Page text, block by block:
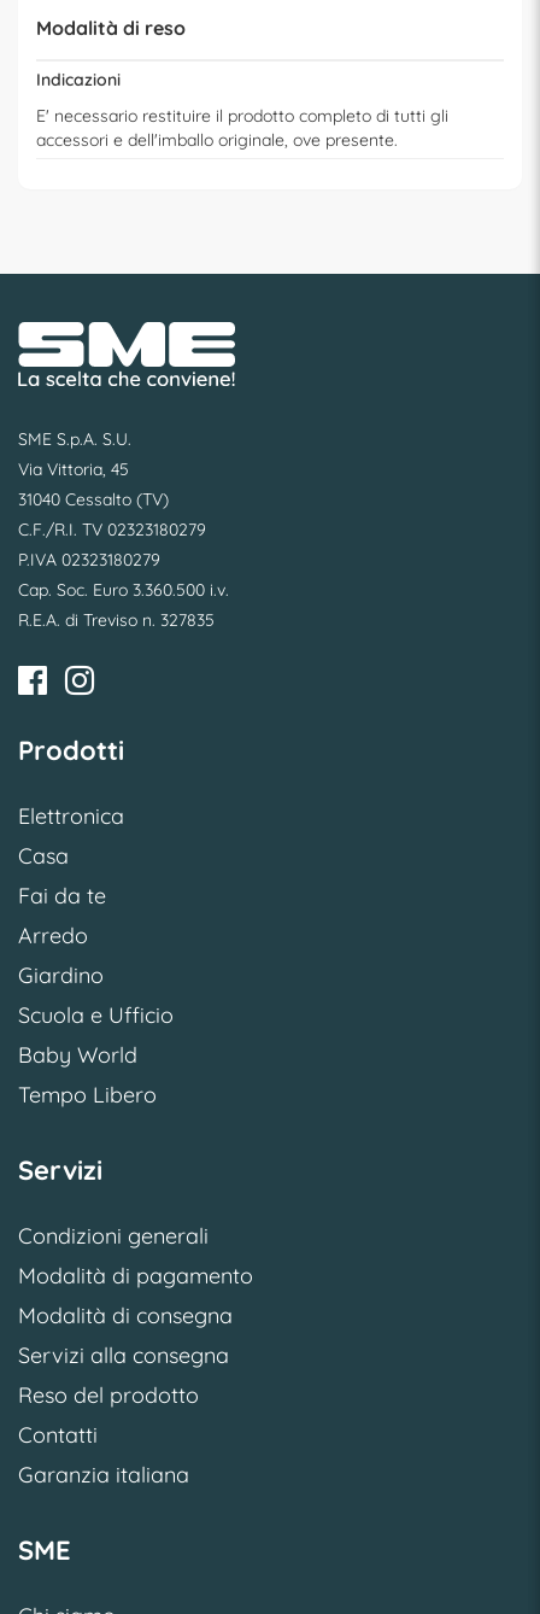
Modalità di reso
Indicazioni
E' necessario restituire il prodotto completo di tutti gli
accessori e dell'imballo originale, ove presente.
SME S.p.A. S.U.
Via Vittoria, 45
31040 Cessalto (TV)
C.F./R.I. TV 02323180279
P.IVA 02323180279
Cap. Soc. Euro 3.360.500 i.v.
R.E.A. di Treviso n. 327835
Prodotti
Elettronica
Casa
Fai da te
Arredo
Giardino
Scuola e Ufficio
Baby World
Tempo Libero
Servizi
Condizioni generali
Modalità di pagamento
Modalità di consegna
Servizi alla consegna
Reso del prodotto
Contatti
Garanzia italiana
SME